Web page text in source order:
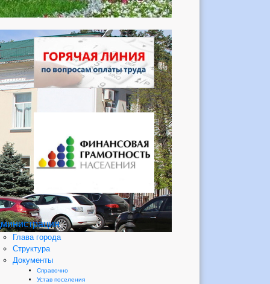
Глава города
Структура
Документы
Справочно
Устав поселения